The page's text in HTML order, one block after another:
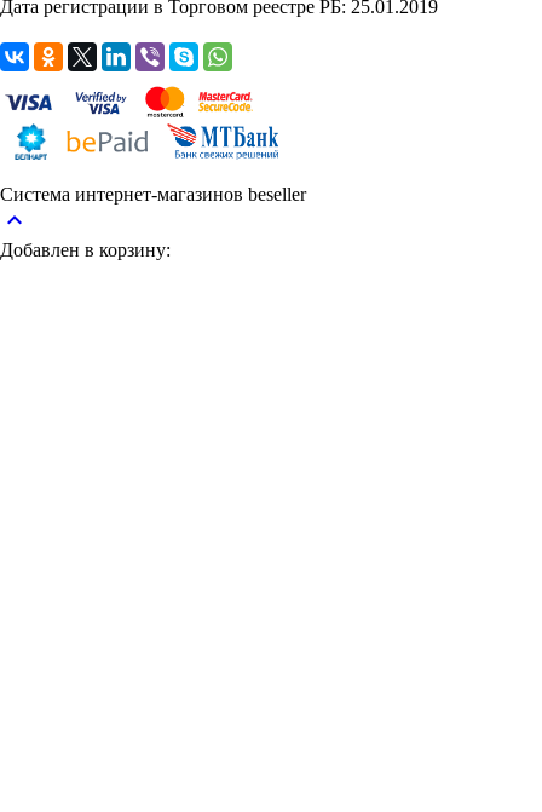
Дата регистрации в Торговом реестре РБ: 25.01.2019
Система интернет-магазинов beseller
keyboard_arrow_up
Добавлен в корзину: